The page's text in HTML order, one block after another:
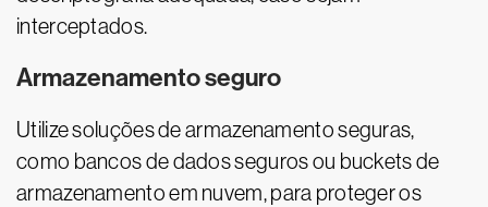
interceptados.
Armazenamento seguro
Utilize soluções de armazenamento seguras,
como bancos de dados seguros ou buckets de
armazenamento em nuvem, para proteger os